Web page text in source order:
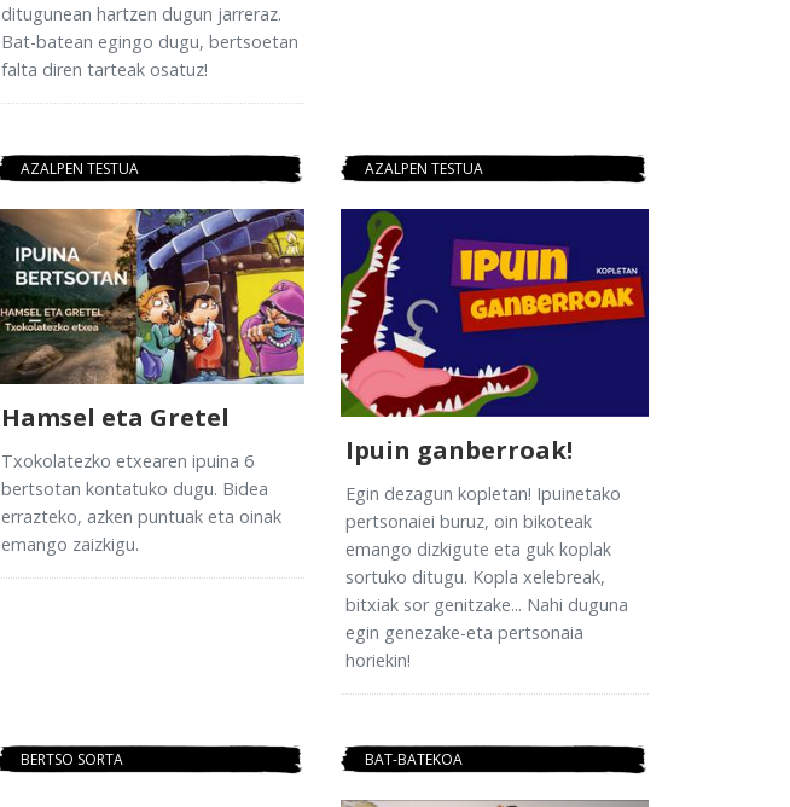
ditugunean hartzen dugun jarreraz.
Bat-batean egingo dugu, bertsoetan
falta diren tarteak osatuz!
AZALPEN TESTUA
Hamsel eta Gretel
Txokolatezko etxearen ipuina 6
bertsotan kontatuko dugu. Bidea
errazteko, azken puntuak eta oinak
emango zaizkigu.
AZALPEN TESTUA
Ipuin ganberroak!
Egin dezagun kopletan! Ipuinetako
pertsonaiei buruz, oin bikoteak
emango dizkigute eta guk koplak
sortuko ditugu. Kopla xelebreak,
bitxiak sor genitzake... Nahi duguna
egin genezake-eta pertsonaia
horiekin!
BERTSO SORTA BAT-BATEKOA